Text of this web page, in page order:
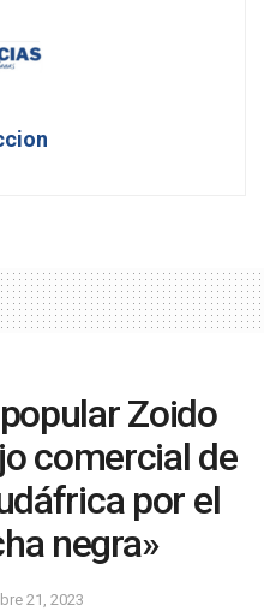
Zoido
comercial de
por el
negra»
21, 2023